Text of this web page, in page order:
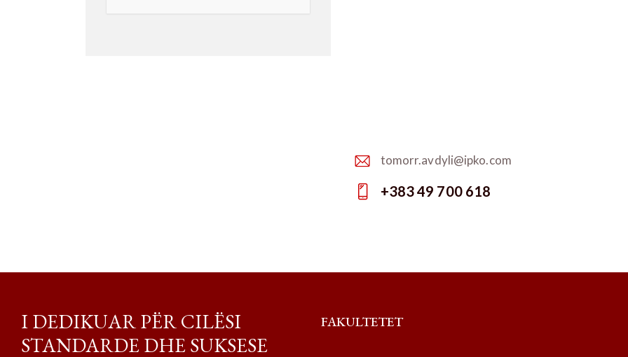
E-
m
tomorr.avdyli@ipko.com
+383 49 700 618
I DEDIKUAR PËR CILËSI
STANDARDE DHE SUKSESE
FAKULTETET